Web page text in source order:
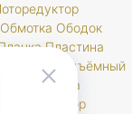
Обмотка Ободок
Пластина
Подъёмный
Провода
Регулятор